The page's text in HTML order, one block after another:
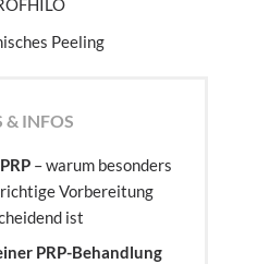
Peeling
& INFOS
– warum besonders
Vorbereitung
ist
PRP-Behandlung